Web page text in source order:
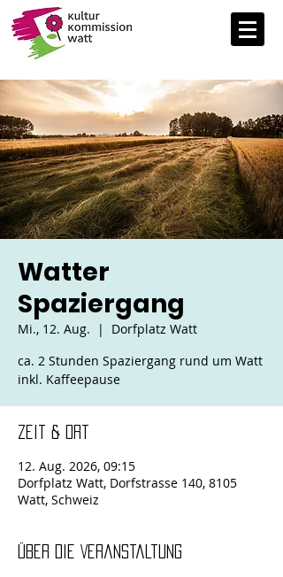
Watter
Spaziergang
Mi., 12. Aug.
  |
Dorfplatz Watt
ca. 2 Stunden Spaziergang rund um Watt
inkl. Kaffeepause
Zeit & Ort
12. Aug. 2026, 09:15
Dorfplatz Watt, Dorfstrasse 140, 8105
Watt, Schweiz
Über die Veranstaltung